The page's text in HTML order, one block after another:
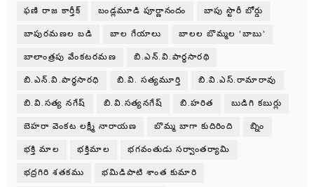
ఫణి రాజ కార్తీక్ బండ్లమూడి పూర్ణానందం బాపు స్టొరీ బోర్డు
బాపురమణల బడి బాల గేయాలు బాలల బొమ్మల 'బాబు'
బాలాంత్రపు వేంకటరమణ బి.ఎన్.వి.పార్థసారథి
బి.ఎన్.వి.పార్ధసారధి బి.వి. సత్యమూర్తి బి.వి.ఎస్.రామారావు
బి.వి.సత్య నగేష్ బి.వి.సత్యనగేష్ బి.హరిత బుడిగి కబుర్లు
బెహరా వెంకట లక్ష్మీ నారాయణ బొమ్మ బాగా కుదిరింది బ్నిం
భక్తి మాల భక్తిమాల భగవంతుడు సర్వాంతర్యామి
భద్రగిరి శతకము భమిడిపాటి శాంత కుమారి